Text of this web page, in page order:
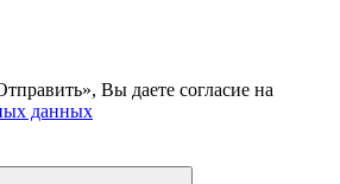
Вы даете согласие на
данных